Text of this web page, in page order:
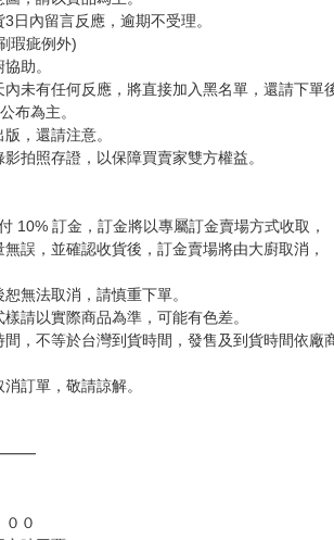
才請下標，下標後視同完全同意】
務，請另尋其他店家，謝謝。
所有商品到齊後一起發貨。
，請以實品為主。
日內留言反應，逾期不受理。
疵例外)
協助。
未有任何反應，將直接加入黑名單，還請下單
布為主。
，還請注意。
拍照存證，以保障買賣家雙方權益。
無法取消，請慎重下單。